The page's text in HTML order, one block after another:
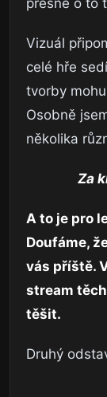
Vizuál
celé hře
tvorby
Osobně
několika
Za
A to je pro
Doufáme,
vás příště.
stream
těšit.
Druhý